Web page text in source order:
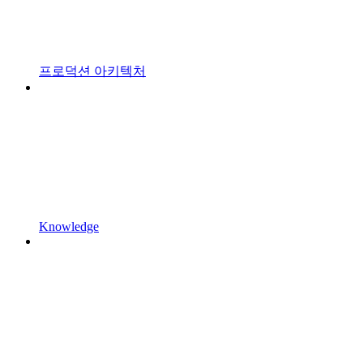
프로덕션 아키텍처
Knowledge